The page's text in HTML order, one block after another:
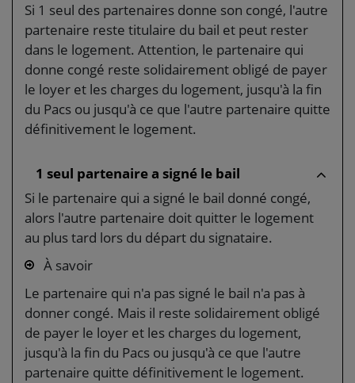
Si 1 seul des partenaires donne son congé, l'autre
partenaire reste titulaire du bail et peut rester
dans le logement. Attention, le partenaire qui
donne congé reste solidairement obligé de payer
le loyer et les charges du logement, jusqu'à la fin
du Pacs ou jusqu'à ce que l'autre partenaire quitte
définitivement le logement.
1 seul partenaire a signé le bail
Si le partenaire qui a signé le bail donné congé,
alors l'autre partenaire doit quitter le logement
au plus tard lors du départ du signataire.
À savoir
Le partenaire qui n'a pas signé le bail n'a pas à
donner congé. Mais il reste solidairement obligé
de payer le loyer et les charges du logement,
jusqu'à la fin du Pacs ou jusqu'à ce que l'autre
partenaire quitte définitivement le logement.